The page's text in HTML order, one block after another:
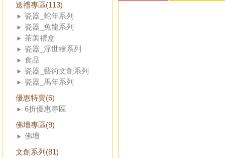
送禮專區(113)
瓷器_蛇年系列
瓷器_兔龍系列
茶葉禮盒
瓷器_浮世繪系列
食品
瓷器_藝術文創系列
瓷器_馬年系列
優惠特賣(6)
6折優惠專區
佛壇專區(9)
佛壇
文創系列(81)